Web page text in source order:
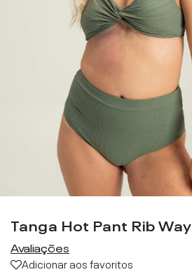
Tanga Hot Pant Rib Way
Avaliações
Adicionar aos favoritos